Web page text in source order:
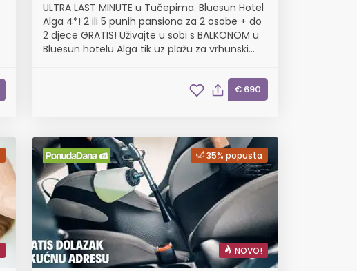
ULTRA LAST MINUTE u Tučepima: Bluesun Hotel
Alga 4*! 2 ili 5 punih pansiona za 2 osobe + do
2 djece GRATIS! Uživajte u sobi s BALKONOM u
Bluesun hotelu Alga tik uz plažu za vrhunski
€ 690
35% popusta
NOVO!